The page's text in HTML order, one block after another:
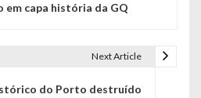
em capa história da GQ
Next Article
do Porto destruído